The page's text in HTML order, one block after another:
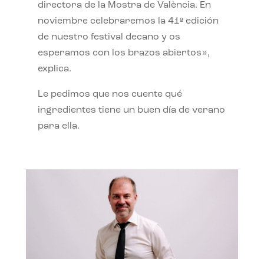
directora de la Mostra de València. En
noviembre celebraremos la 41ª edición
de nuestro festival decano y os
esperamos con los brazos abiertos»,
explica.
Le pedimos que nos cuente qué
ingredientes tiene un buen día de verano
para ella.